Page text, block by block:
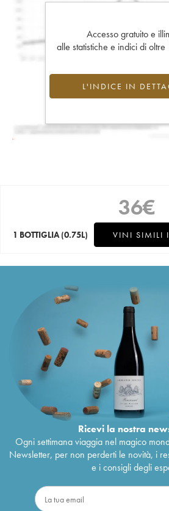
Accesso gratuito e
alle statistiche e indici di
L'INDICE IN
36€
1 BOTTIGLIA (0.75L) VINI SIMILI
Ricevi la nostra
Ogni settimana viaggia nel magico
Newsletter, per non perderti le novità, i
e i consigli degli